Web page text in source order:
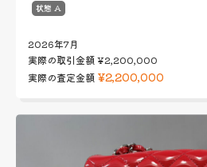
状態 A
2026年7月
実際の取引金額¥2,200,000
実際の査定金額 ¥2,200,000